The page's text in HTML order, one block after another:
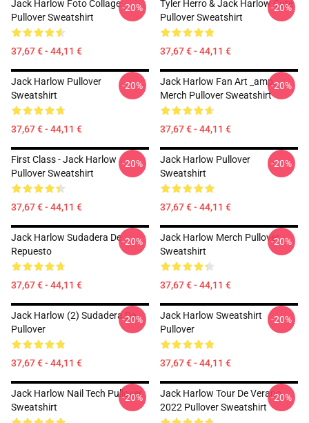
Jack Harlow Foto Collage
Pullover Sweatshirt
37,67 € - 44,11 €
-20%
Tyler Herro & Jack Harlow Cute
Pullover Sweatshirt
37,67 € - 44,11 €
-20%
Jack Harlow Pullover
Sweatshirt
37,67 € - 44,11 €
-20%
Jack Harlow Fan Art _amp_
Merch Pullover Sweatshirt
37,67 € - 44,11 €
-20%
First Class - Jack Harlow
Pullover Sweatshirt
37,67 € - 44,11 €
-20%
Jack Harlow Pullover
Sweatshirt
37,67 € - 44,11 €
-20%
Jack Harlow Sudadera De
Repuesto
37,67 € - 44,11 €
-20%
Jack Harlow Merch Pullover
Sweatshirt
37,67 € - 44,11 €
-20%
Jack Harlow (2) Sudadera De
Pullover
37,67 € - 44,11 €
-20%
Jack Harlow Sweatshirt
Pullover
37,67 € - 44,11 €
-20%
Jack Harlow Nail Tech Pullover
Sweatshirt
-20%
Jack Harlow Tour De Verano
2022 Pullover Sweatshirt
-20%